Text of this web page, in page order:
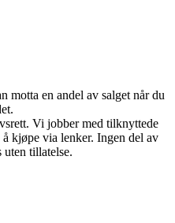
en andel av salget når du
Vi jobber med tilknyttede
kjøpe via lenker. Ingen del av
tillatelse.